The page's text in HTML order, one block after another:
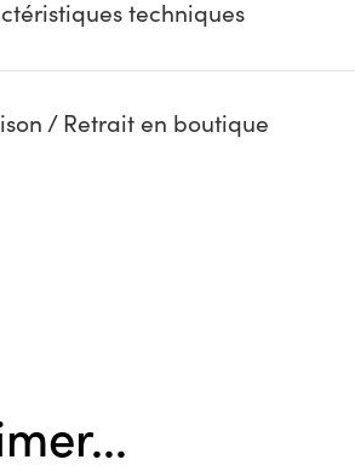
techniques
/ Retrait en boutique